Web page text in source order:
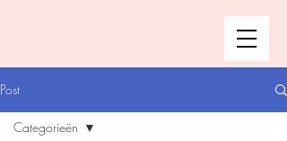
Post
Categorieën